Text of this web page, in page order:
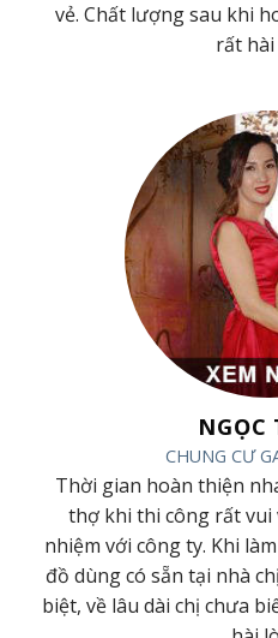
vẻ. Chất lượng sau khi
rất
NGỌC
CHUNG CƯ
Thời gian hoàn thiện
thợ khi thi công rất vui
nhiệm với công ty. Khi
đồ dùng có sẵn tại nhà
biệt, về lâu dài chị chưa